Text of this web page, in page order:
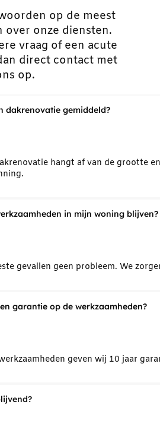
op de meest
over onze diensten.
vraag of een acute
direct contact met
op.
dakrenovatie gemiddeld?
hangt af van de grootte
in mijn woning blijven?
gevallen geen probleem. We
garantie op de werkzaamheden?
geven wij 10 jaar